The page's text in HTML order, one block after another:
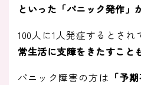
といった「パニック発作」
100人に1人発症するとされ
常生活に支障をきたすこと
パニック障害の方は 「予